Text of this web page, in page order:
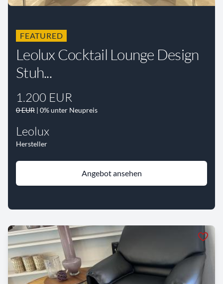
FEATURED
Leolux Cocktail Lounge Design
Stuh...
1.200 EUR
0 EUR | 0% unter Neupreis
Leolux
Hersteller
Angebot ansehen